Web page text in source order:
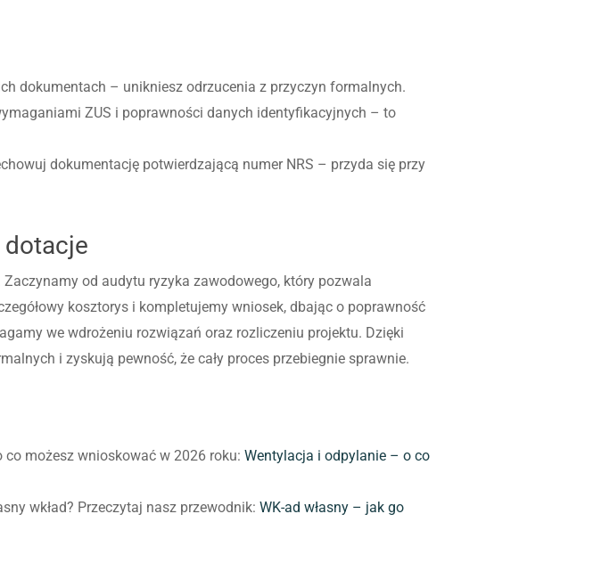
dokumentach – unikniesz odrzucenia z przyczyn formalnych.
ZUS i poprawności danych identyfikacyjnych – to
dokumentację potwierdzającą numer NRS – przyda się przy
od audytu ryzyka zawodowego, który pozwala
kosztorys i kompletujemy wniosek, dbając o poprawność
we wdrożeniu rozwiązań oraz rozliczeniu projektu. Dzięki
i zyskują pewność, że cały proces przebiegnie sprawnie.
możesz wnioskować w 2026 roku: Wentylacja i odpylanie – o co
wkład? Przeczytaj nasz przewodnik: WK-ad własny – jak go